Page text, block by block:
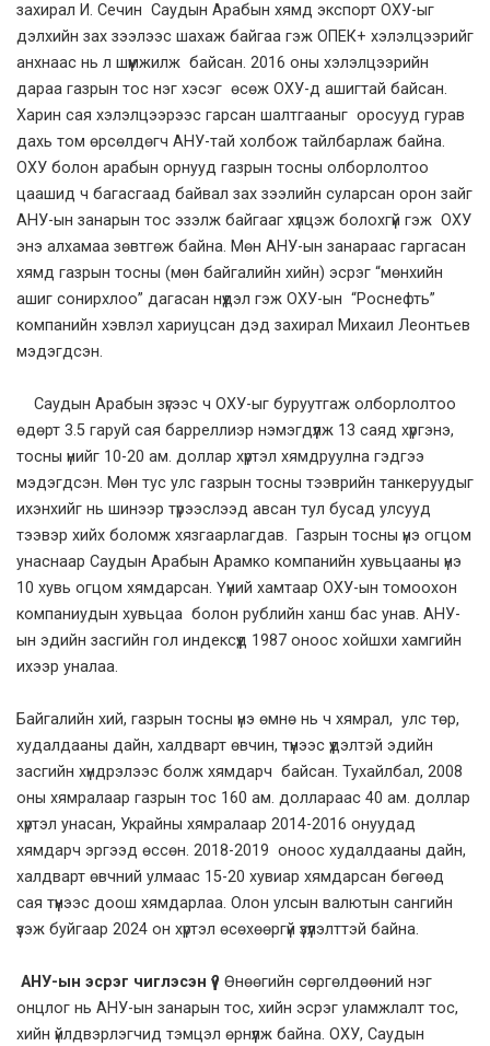
захирал И. Сечин Саудын Арабын хямд экспорт ОХУ-ыг
дэлхийн зах зээлээс шахаж байгаа гэж ОПЕК+ хэлэлцээрийг
анхнаас нь л шүүмжилж байсан. 2016 оны хэлэлцээрийн
дараа газрын тос нэг хэсэг өсөж ОХУ-д ашигтай байсан.
Харин сая хэлэлцээрээс гарсан шалтгааныг оросууд гурав
дахь том өрсөлдөгч АНУ-тай холбож тайлбарлаж байна.
ОХУ болон арабын орнууд газрын тосны олборлолтоо
цаашид ч багасгаад байвал зах зээлийн суларсан орон зайг
АНУ-ын занарын тос эзэлж байгааг хүлцэж болохгүй гэж ОХУ
энэ алхамаа зөвтгөж байна. Мөн АНУ-ын занараас гаргасан
хямд газрын тосны (мөн байгалийн хийн) эсрэг “мөнхийн
ашиг сонирхлоо” дагасан нүүдэл гэж ОХУ-ын “Роснефть”
компанийн хэвлэл хариуцсан дэд захирал Михаил Леонтьев
мэдэгдсэн.
Саудын Арабын зүгээс ч ОХУ-ыг буруутгаж олборлолтоо
өдөрт 3.5 гаруй сая барреллиэр нэмэгдүүлж 13 саяд хүргэнэ,
тосны үнийг 10-20 ам. доллар хүртэл хямдруулна гэдгээ
мэдэгдсэн. Мөн тус улс газрын тосны тээврийн танкеруудыг
ихэнхийг нь шинээр түрээслээд авсан тул бусад улсууд
тээвэр хийх боломж хязгаарлагдав. Газрын тосны үнэ огцом
унаснаар Саудын Арабын Арамко компанийн хувьцааны үнэ
10 хувь огцом хямдарсан. Үүний хамтаар ОХУ-ын томоохон
компаниудын хувьцаа болон рублийн ханш бас унав. АНУ-
ын эдийн засгийн гол индексүүд 1987 оноос хойшхи хамгийн
ихээр уналаа.
Байгалийн хий, газрын тосны үнэ өмнө нь ч хямрал, улс төр,
худалдааны дайн, халдварт өвчин, түүнээс үүдэлтэй эдийн
засгийн хүндрэлээс болж хямдарч байсан. Тухайлбал, 2008
оны хямралаар газрын тос 160 ам. доллараас 40 ам. доллар
хүртэл унасан, Украйны хямралаар 2014-2016 онуудад
хямдарч эргээд өссөн. 2018-2019 оноос худалдааны дайн,
халдварт өвчний улмаас 15-20 хувиар хямдарсан бөгөөд
сая түүнээс доош хямдарлаа. Олон улсын валютын сангийн
үзэж буйгаар 2024 он хүртэл өсөхөөргүй үзүүлэлттэй байна.
АНУ-ын эсрэг чиглэсэн үү? Өнөөгийн сөргөлдөөний нэг
онцлог нь АНУ-ын занарын тос, хийн эсрэг уламжлалт тос,
хийн үйлдвэрлэгчид тэмцэл өрнүүлж байна. ОХУ, Саудын